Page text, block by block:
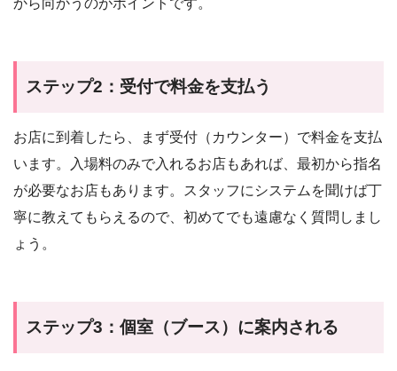
から向かうのがポイントです。
ステップ2：受付で料金を支払う
お店に到着したら、まず受付（カウンター）で料金を支払
います。入場料のみで入れるお店もあれば、最初から指名
が必要なお店もあります。スタッフにシステムを聞けば丁
寧に教えてもらえるので、初めてでも遠慮なく質問しまし
ょう。
ステップ3：個室（ブース）に案内される